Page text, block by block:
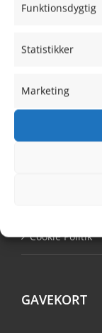
Funktionsdygtig
Statistikker
Marketing
NAVIGATION
Min Konto
Cookie Politik
GAVEKORT